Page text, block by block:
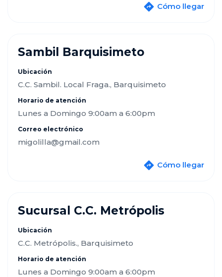
Cómo llegar
Sambil Barquisimeto
Ubicación
C.C. Sambil. Local Fraga., Barquisimeto
Horario de atención
Lunes a Domingo 9:00am a 6:00pm
Correo electrónico
migolilla@gmail.com
Cómo llegar
Sucursal C.C. Metrópolis
Ubicación
C.C. Metrópolis., Barquisimeto
Horario de atención
Lunes a Domingo 9:00am a 6:00pm